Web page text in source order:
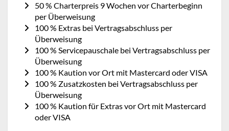
50 % Charterpreis 9 Wochen vor Charterbeginn
per Überweisung
100 % Extras bei Vertragsabschluss per
Überweisung
100 % Servicepauschale bei Vertragsabschluss per
Überweisung
100 % Kaution vor Ort mit Mastercard oder VISA
100 % Zusatzkosten bei Vertragsabschluss per
Überweisung
100 % Kaution für Extras vor Ort mit Mastercard
oder VISA